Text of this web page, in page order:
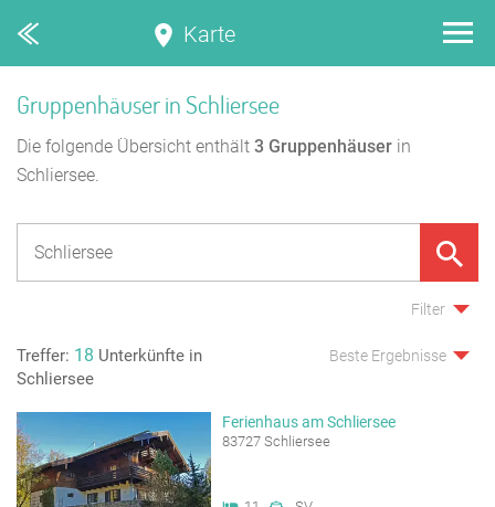
Karte
Gruppenhäuser in Schliersee
Die folgende Übersicht enthält 3 Gruppenhäuser in
Schliersee.
Filter
Treffer: 18 Unterkünfte in
Schliersee
Beste Ergebnisse
Ferienhaus am Schliersee
83727 Schliersee